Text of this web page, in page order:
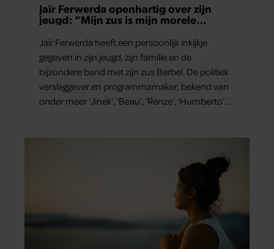
Jaïr Ferwerda openhartig over zijn
jeugd: “Mijn zus is mijn morele
Jaïr Ferwerda heeft een persoonlijk inkijkje
gegeven in zijn jeugd, zijn familie en de
bijzondere band met zijn zus Berbel. De politiek
verslaggever en programmamaker, bekend van
onder meer ‘Jinek’, ‘Beau’, ‘Renze’, ‘Humberto’